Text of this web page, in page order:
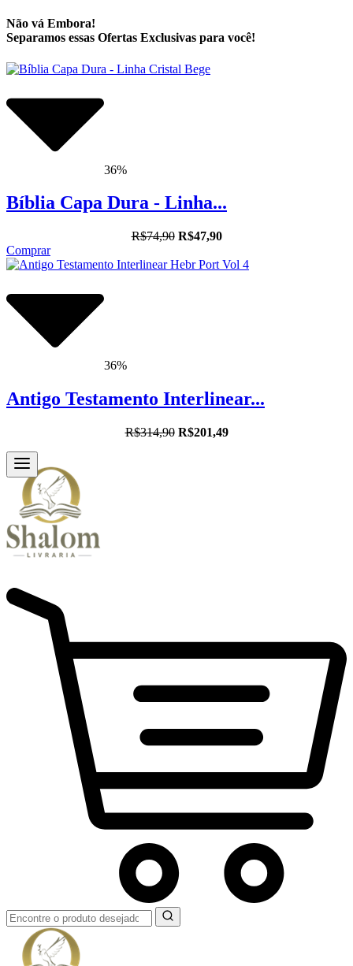
Não vá Embora!
Separamos essas Ofertas Exclusivas para você!
36%
Bíblia Capa Dura - Linha...
R$74,90 R$47,90
Comprar
36%
Antigo Testamento Interlinear...
R$314,90 R$201,49